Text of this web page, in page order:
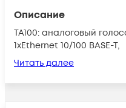
Описание
TA100: аналоговый
1xEthernet 10/100 BASE-T,
Читать далее